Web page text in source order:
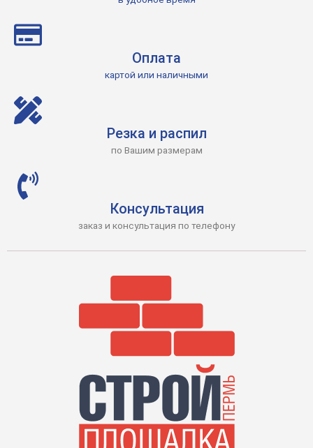
Оплата
картой или наличными
Резка и распил
по Вашим размерам
Консультация
заказ и консультация по телефону